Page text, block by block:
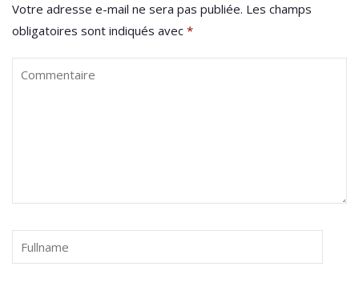
Votre adresse e-mail ne sera pas publiée. Les champs
obligatoires sont indiqués avec *